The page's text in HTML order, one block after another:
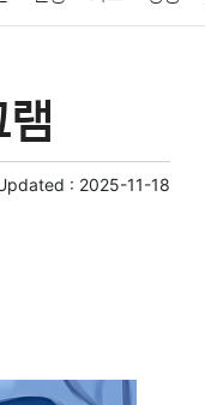
교육 교통
: 2025-11-18